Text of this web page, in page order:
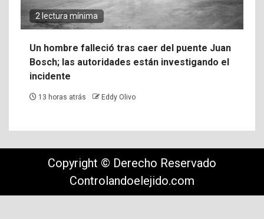
2 lectura mínima
Un hombre falleció tras caer del puente Juan
Bosch; las autoridades están investigando el
incidente
13 horas atrás Eddy Olivo
Copyright © Derecho Reservado
Controlandoelejido.com